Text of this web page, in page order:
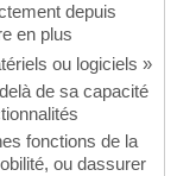
depuis
en plus
ou logiciels »
de sa capacité
fonctions de la
ou dassurer